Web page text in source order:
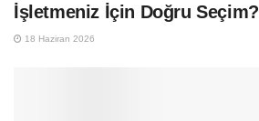
İşletmeniz İçin Doğru Seçim?
18 Haziran 2026